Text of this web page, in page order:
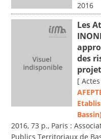
2016
Les
des
[
2016, 73 p., Paris :
Publics Territoriaux de